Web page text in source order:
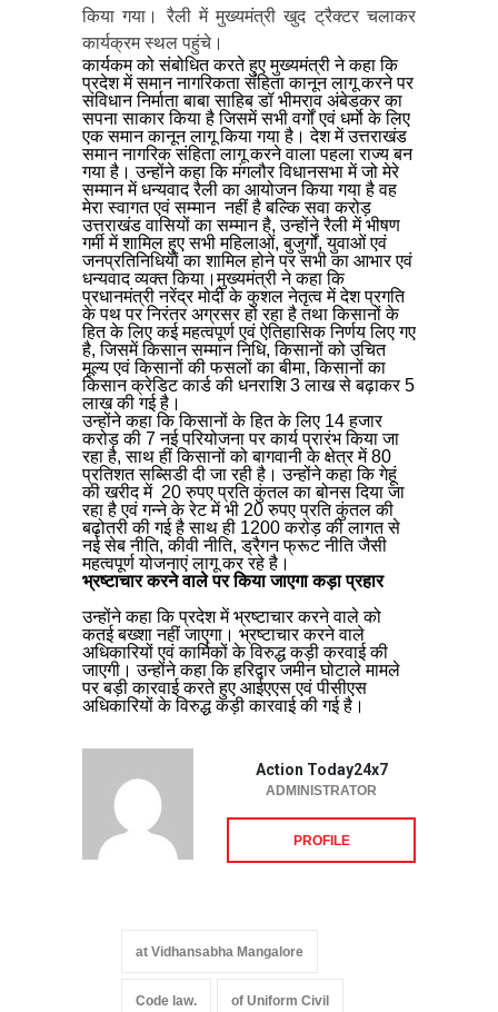
किया गया। रैली में मुख्यमंत्री खुद ट्रैक्टर चलाकर
कार्यक्रम स्थल पहुंचे।
कार्यकम को संबोधित करते हुए मुख्यमंत्री ने कहा कि
प्रदेश में समान नागरिकता संहिता कानून लागू करने पर
संविधान निर्माता बाबा साहिब डॉ भीमराव अंबेडकर का
सपना साकार किया है जिसमें सभी वर्गों एवं धर्माे के लिए
एक समान कानून लागू किया गया है। देश में उत्तराखंड
समान नागरिक संहिता लागू करने वाला पहला राज्य बन
गया है। उन्होंने कहा कि मंगलौर विधानसभा में जो मेरे
सम्मान में धन्यवाद रैली का आयोजन किया गया है वह
मेरा स्वागत एवं सम्मान नहीं है बल्कि सवा करोड़
उत्तराखंड वासियों का सम्मान है, उन्होंने रैली में भीषण
गर्मी में शामिल हुए सभी महिलाओं, बुजुर्गों, युवाओं एवं
जनप्रतिनिधियों का शामिल होने पर सभी का आभार एवं
धन्यवाद व्यक्त किया।मुख्यमंत्री ने कहा कि
प्रधानमंत्री नरेंद्र मोदी के कुशल नेतृत्व में देश प्रगति
के पथ पर निरंतर अग्रसर हो रहा है तथा किसानों के
हित के लिए कई महत्वपूर्ण एवं ऐतिहासिक निर्णय लिए गए
है, जिसमें किसान सम्मान निधि, किसानों को उचित
मूल्य एवं किसानों की फसलों का बीमा, किसानों का
किसान क्रेडिट कार्ड की धनराशि 3 लाख से बढ़ाकर 5
लाख की गई है।
उन्होंने कहा कि किसानों के हित के लिए 14 हजार
करोड़ की 7 नई परियोजना पर कार्य प्रारंभ किया जा
रहा है, साथ हीं किसानों को बागवानी के क्षेत्र में 80
प्रतिशत सब्सिडी दी जा रही है। उन्होंने कहा कि गेहूं
की खरीद में 20 रुपए प्रति कुंतल का बोनस दिया जा
रहा है एवं गन्ने के रेट में भी 20 रुपए प्रति कुंतल की
बढ़ोतरी की गई है साथ ही 1200 करोड़ की लागत से
नई सेब नीति, कीवी नीति, ड्रैगन फ्रूट नीति जैसी
महत्वपूर्ण योजनाएं लागू कर रहे है।
भ्रष्टाचार करने वाले पर किया जाएगा कड़ा प्रहार
उन्होंने कहा कि प्रदेश में भ्रष्टाचार करने वाले को
कतई बख्शा नहीं जाएगा। भ्रष्टाचार करने वाले
अधिकारियों एवं कार्मिकों के विरुद्ध कड़ी करवाई की
जाएगी। उन्होंने कहा कि हरिद्वार जमीन घोटाले मामले
पर बड़ी कारवाई करते हुए आईएएस एवं पीसीएस
अधिकारियों के विरुद्ध कड़ी कारवाई की गई है।
Action Today24x7
ADMINISTRATOR
PROFILE
at Vidhansabha Mangalore
Code law. of Uniform Civil